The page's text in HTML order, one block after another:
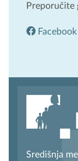
Preporučite
Facebook
Središnja